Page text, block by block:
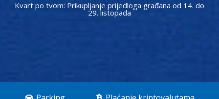
Kvart po tvom: Prikupljanje prijedloga građana od 14. do
29. listopada